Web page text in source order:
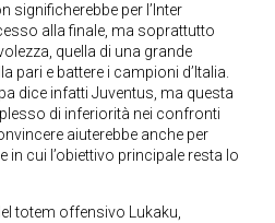
significherebbe per l’Inter
alla finale, ma soprattutto
quella di una grande
pari e battere i campioni d’Italia.
dice infatti Juventus, ma questa
di inferiorità nei confronti
aiuterebbe anche per
in cui l’obiettivo principale resta lo
totem offensivo Lukaku,